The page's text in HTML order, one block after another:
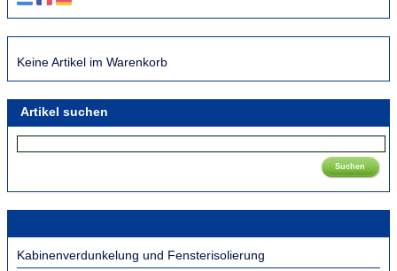
Keine Artikel im Warenkorb
Artikel suchen
Suchen
Kabinenverdunkelung und Fensterisolierung